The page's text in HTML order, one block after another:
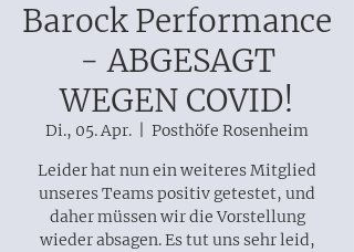
Barock Performance
- ABGESAGT
WEGEN COVID!
Di., 05. Apr.
Posthöfe Rosenheim
Leider hat nun ein weiteres Mitglied
unseres Teams positiv getestet, und
daher müssen wir die Vorstellung
wieder absagen. Es tut uns sehr leid,